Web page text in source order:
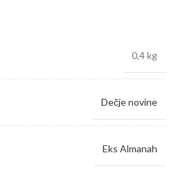
0,4 kg
Dečje novine
Eks Almanah